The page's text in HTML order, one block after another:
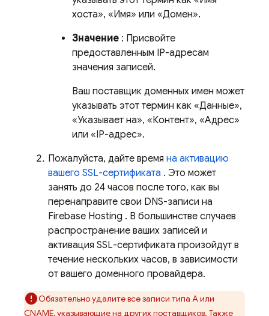
хоста», «Имя» или «Домен».
Значение : Присвойте
предоставленным IP-адресам
значения записей.
Ваш поставщик доменных имен может
указывать этот термин как «Данные»,
«Указывает на», «Контент», «Адрес»
или «IP-адрес».
Пожалуйста, дайте время на активацию
вашего SSL-сертификата . Это может
занять до 24 часов после того, как вы
перенаправите свои DNS-записи на
Firebase Hosting . В большинстве случаев
распространение ваших записей и
активация SSL-сертификата произойдут в
течение нескольких часов, в зависимости
от вашего доменного провайдера.
Обязательно удалите все записи типа A или
CNAME, указывающие на других поставщиков. Также